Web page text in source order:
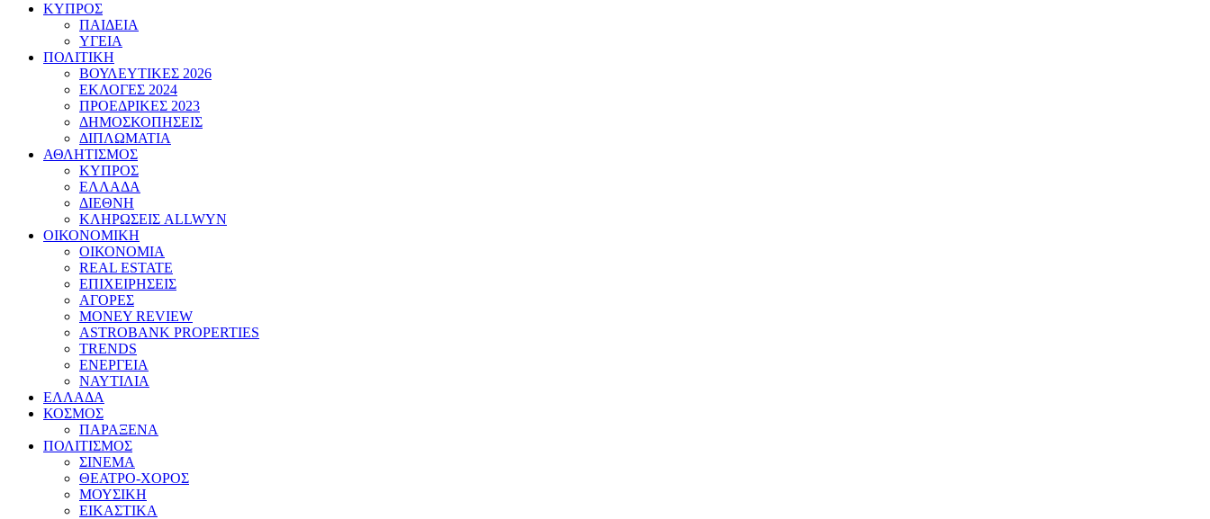
ΚΥΠΡΟΣ
ΠΑΙΔΕΙΑ
ΥΓΕΙΑ
ΠΟΛΙΤΙΚΗ
ΒΟΥΛΕΥΤΙΚΕΣ 2026
ΕΚΛΟΓΕΣ 2024
ΠΡΟΕΔΡΙΚΕΣ 2023
ΔΗΜΟΣΚΟΠΗΣΕΙΣ
ΔΙΠΛΩΜΑΤΙΑ
ΑΘΛΗΤΙΣΜΟΣ
ΚΥΠΡΟΣ
ΕΛΛΑΔΑ
ΔΙΕΘΝΗ
ΚΛΗΡΩΣΕΙΣ ALLWYN
ΟΙΚΟΝΟΜΙΚΗ
ΟΙΚΟΝΟΜΙΑ
REAL ESTATE
ΕΠΙΧΕΙΡΗΣΕΙΣ
ΑΓΟΡΕΣ
MONEY REVIEW
ASTROBANK PROPERTIES
TRENDS
ΕΝΕΡΓΕΙΑ
ΝΑΥΤΙΛΙΑ
ΕΛΛΑΔΑ
ΚΟΣΜΟΣ
ΠΑΡΑΞΕΝΑ
ΠΟΛΙΤΙΣΜΟΣ
ΣΙΝΕΜΑ
ΘΕΑΤΡΟ-ΧΟΡΟΣ
ΜΟΥΣΙΚΗ
ΕΙΚΑΣΤΙΚΑ